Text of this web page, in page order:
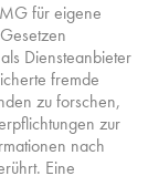
für eigene
Diensteanbieter
fremde
zu forschen,
zur
nach
Eine